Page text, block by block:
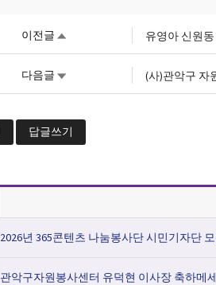
이전글 유영아 신원
다음글 (사)관악구 자
답글쓰기
2026년 365콘텐츠 나눔봉사단 시민기자단
관악구자원봉사센터 유덕현 이사장 축하메